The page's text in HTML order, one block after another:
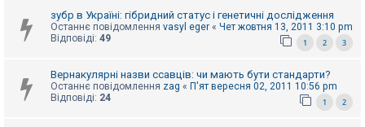
зубр в Україні: гібридний статус і генетичні дослідження
Останнє повідомлення vasyl eger « Чет жовтня 13, 2011 3:10 pm
Відповіді: 49 1 2 3
Вернакулярні назви ссавців: чи мають бути стандарти?
Останнє повідомлення zag « П'ят вересня 02, 2011 10:56 pm
Відповіді: 24 1 2